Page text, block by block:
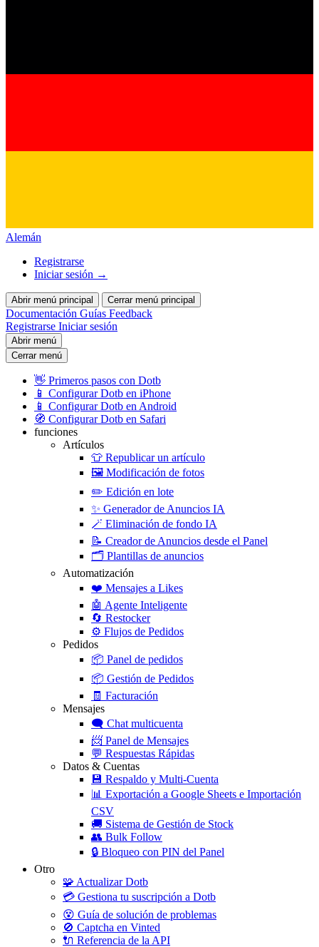
Alemán
Registrarse
Iniciar sesión →
Abrir menú principal Cerrar menú principal
Documentación Guías Feedback
Registrarse Iniciar sesión
Abrir menú
Cerrar menú
👋 Primeros pasos con Dotb
📱 Configurar Dotb en iPhone
📱 Configurar Dotb en Android
🧭 Configurar Dotb en Safari
funciones
Artículos
👕 Republicar un artículo
🖼️ Modificación de fotos
✏️ Edición en lote
✨ Generador de Anuncios IA
🪄 Eliminación de fondo IA
📝 Creador de Anuncios desde el Panel
🗂️ Plantillas de anuncios
Automatización
❤️ Mensajes a Likes
🤖 Agente Inteligente
🔄 Restocker
⚙️ Flujos de Pedidos
Pedidos
📦 Panel de pedidos
📦 Gestión de Pedidos
🧾 Facturación
Mensajes
🗨️ Chat multicuenta
📨 Panel de Mensajes
💬 Respuestas Rápidas
Datos & Cuentas
💾 Respaldo y Multi-Cuenta
📊 Exportación a Google Sheets e Importación
CSV
🚚 Sistema de Gestión de Stock
👥 Bulk Follow
🔒 Bloqueo con PIN del Panel
Otro
🧩 Actualizar Dotb
💳 Gestiona tu suscripción a Dotb
😵 Guía de solución de problemas
🚫 Captcha en Vinted
🔌 Referencia de la API